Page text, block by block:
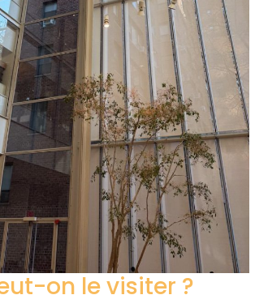
on le visiter ?